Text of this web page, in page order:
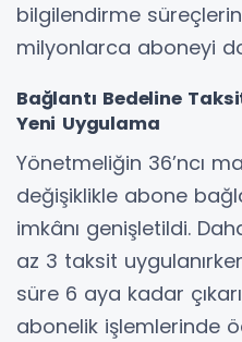
bilgilendirme
milyonlarca aboneyi
Bağlantı Bedeline
Yeni Uygulama
Yönetmeliğin 36’ncı
değişiklikle abone
imkânı genişletildi.
az 3 taksit
süre 6 aya kadar
abonelik işlemlerinde